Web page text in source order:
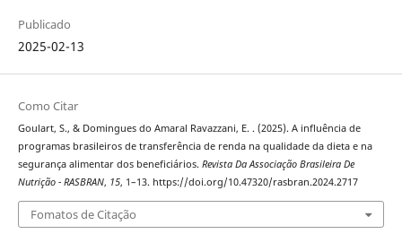
Publicado
2025-02-13
Como Citar
Goulart, S., & Domingues do Amaral Ravazzani, E. . (2025). A influência de
programas brasileiros de transferência de renda na qualidade da dieta e na
segurança alimentar dos beneficiários. Revista Da Associação Brasileira De
Nutrição - RASBRAN, 15, 1–13. https://doi.org/10.47320/rasbran.2024.2717
Fomatos de Citação